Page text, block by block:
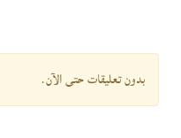
بدون تعليقات حتى الآن.